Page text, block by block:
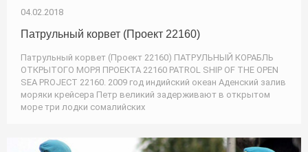
04.02.2018
Патрульный корвет (Проект 22160)
Патрульный корвет (Проект 22160) ПАТРУЛЬНЫЙ КОРАБЛЬ
ОТКРЫТОГО МОРЯ ПРОЕКТА 22160 PATROL SHIP OF THE OPEN
SEA PROJECT 22160. 2009 год индийский океан Аденский залив
моряки крейсера Петр великий задерживают в открытом
море три лодки сомалийских